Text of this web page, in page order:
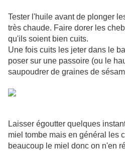
Tester l'huile avant de plonger
très chaude. Faire dorer les
qu'ils soient bien cuits.
Une fois cuits les jeter dans le
poser sur une passoire (ou le
saupoudrer de graines de
Laisser égoutter quelques
miel tombe mais en général les
beaucoup le miel donc on n'en